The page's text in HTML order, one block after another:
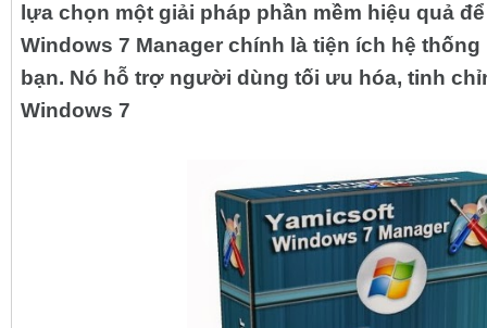
lựa chọn một giải pháp phần mềm hiệu quả
Windows 7 Manager chính là tiện ích hệ
bạn. Nó hỗ trợ người dùng tối ưu hóa, tinh
Windows 7